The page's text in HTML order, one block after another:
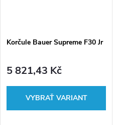
c
e
n
y
Korčule Bauer Supreme F30 Jr
5 821,43 Kč